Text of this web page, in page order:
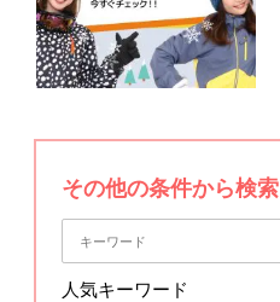
その他の条件から検索
人気キーワード